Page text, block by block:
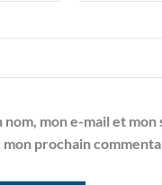
mon e-mail et mon
prochain